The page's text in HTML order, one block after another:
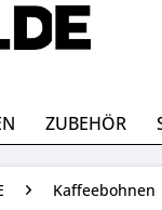
ZUBEHÖR
Kaffeebohnen